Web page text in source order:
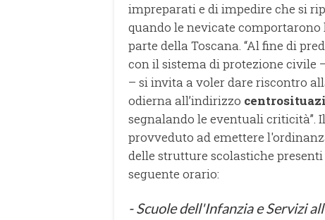
impreparati e di impedire che si
quando le nevicate
parte della Toscana. “Al fine di
con il sistema di protezione civile
– si invita a voler dare riscontro
odierna all’indirizzo
segnalando le eventuali criticità”. Il
provveduto ad emettere
delle strutture scolastiche
seguente orario:
- Scuole dell'Infanzia e Servizi